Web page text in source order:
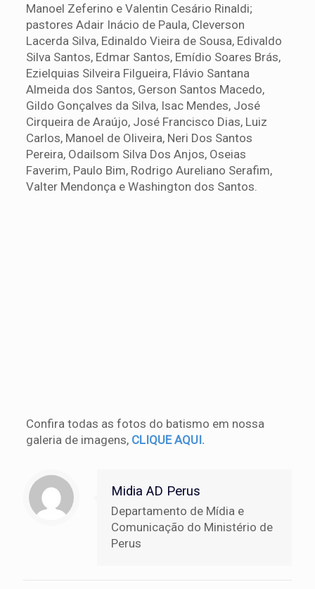
Manoel Zeferino e Valentin Cesário Rinaldi;
pastores Adair Inácio de Paula, Cleverson
Lacerda Silva, Edinaldo Vieira de Sousa, Edivaldo
Silva Santos, Edmar Santos, Emídio Soares Brás,
Ezielquias Silveira Filgueira, Flávio Santana
Almeida dos Santos, Gerson Santos Macedo,
Gildo Gonçalves da Silva, Isac Mendes, José
Cirqueira de Araújo, José Francisco Dias, Luiz
Carlos, Manoel de Oliveira, Neri Dos Santos
Pereira, Odailsom Silva Dos Anjos, Oseias
Faverim, Paulo Bim, Rodrigo Aureliano Serafim,
Valter Mendonça e Washington dos Santos.
Confira todas as fotos do batismo em nossa
galeria de imagens, CLIQUE AQUI.
Midia AD Perus
Departamento de Mídia e
Comunicação do Ministério de
Perus